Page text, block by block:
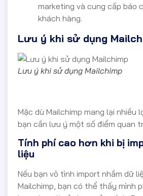
marketing và cung cấp báo
khách hàng.
Lưu ý khi sử dụng
Lưu ý khi sử dụng Mailchimp
Mặc dù Mailchimp mang lại nhiều
bạn cần lưu ý một số điểm quan
Tính phí cao hơn khi bị
liệu
Nếu bạn vô tình import nhầm dữ
Mailchimp, bạn có thể thấy mình